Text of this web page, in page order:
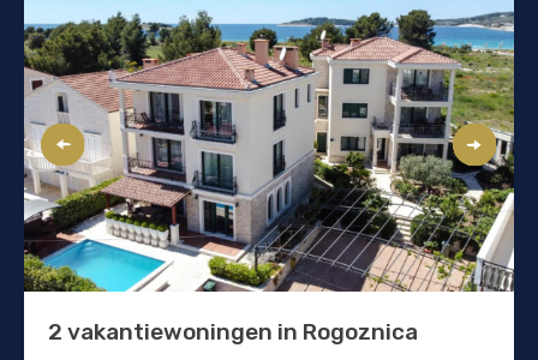
2 vakantiewoningen in Rogoznica